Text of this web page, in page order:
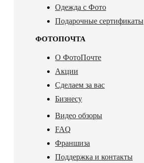
Одежда с Фото
Подарочные сертификаты
ФОТОПОЧТА
О ФотоПочте
Акции
Сделаем за вас
Бизнесу
Видео обзоры
FAQ
Франшиза
Поддержка и контакты